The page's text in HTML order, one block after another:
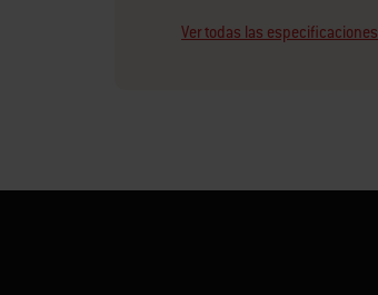
Ver todas las especificaciones